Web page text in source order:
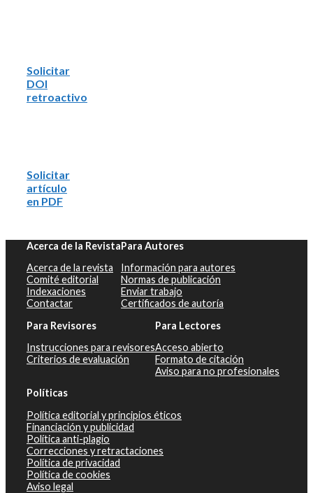
Solicitar
DOI
retroactivo
Solicitar
artículo
en PDF
Acerca de la Revista
Acerca de la revista
Comité editorial
Indexaciones
Contactar
Para Autores
Información para autores
Normas de publicación
Enviar trabajo
Certificados de autoría
Para Revisores
Instrucciones para revisores
Criterios de evaluación
Para Lectores
Acceso abierto
Formato de citación
Aviso para no profesionales
Políticas
Política editorial y principios éticos
Financiación y publicidad
Política anti-plagio
Correcciones y retractaciones
Política de privacidad
Política de cookies
Aviso legal